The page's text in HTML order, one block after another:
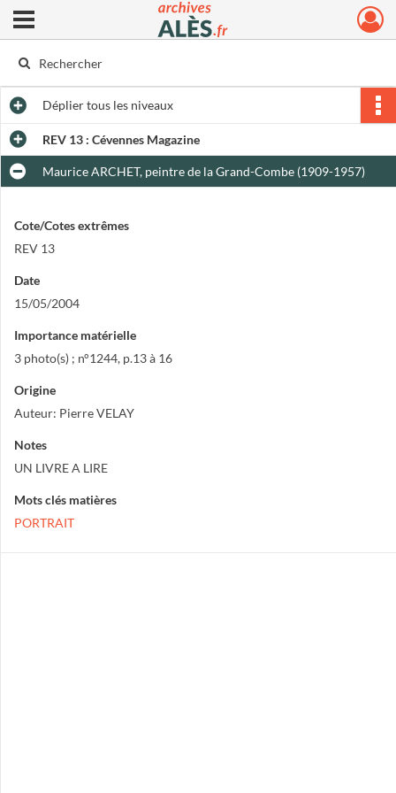
Archives municipales d'Alès
Ouvrir le menu déroulant
Dépliertous les niveaux
REV 13 : Cévennes Magazine
Maurice ARCHET, peintre de la Grand-Combe (1909-1957)
Cote/Cotes extrêmes
REV 13
Date
15/05/2004
Importance matérielle
3 photo(s) ; n°1244, p.13 à 16
Origine
Auteur: Pierre VELAY
Notes
UN LIVRE A LIRE
Mots clés matières
PORTRAIT